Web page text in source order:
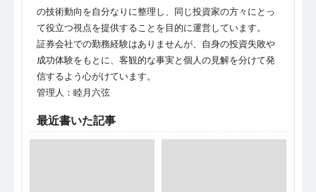
の技術動向を自分なりに整理し、同じ投資家の方々にとっ
て役立つ視点を提供することを目的に運営しています。
証券会社での勤務経験はありませんが、自身の投資失敗や
成功体験をもとに、客観的な事実と個人の見解を分けて発
信するよう心がけています。
管理人：睦月六弦
最近書いた記事